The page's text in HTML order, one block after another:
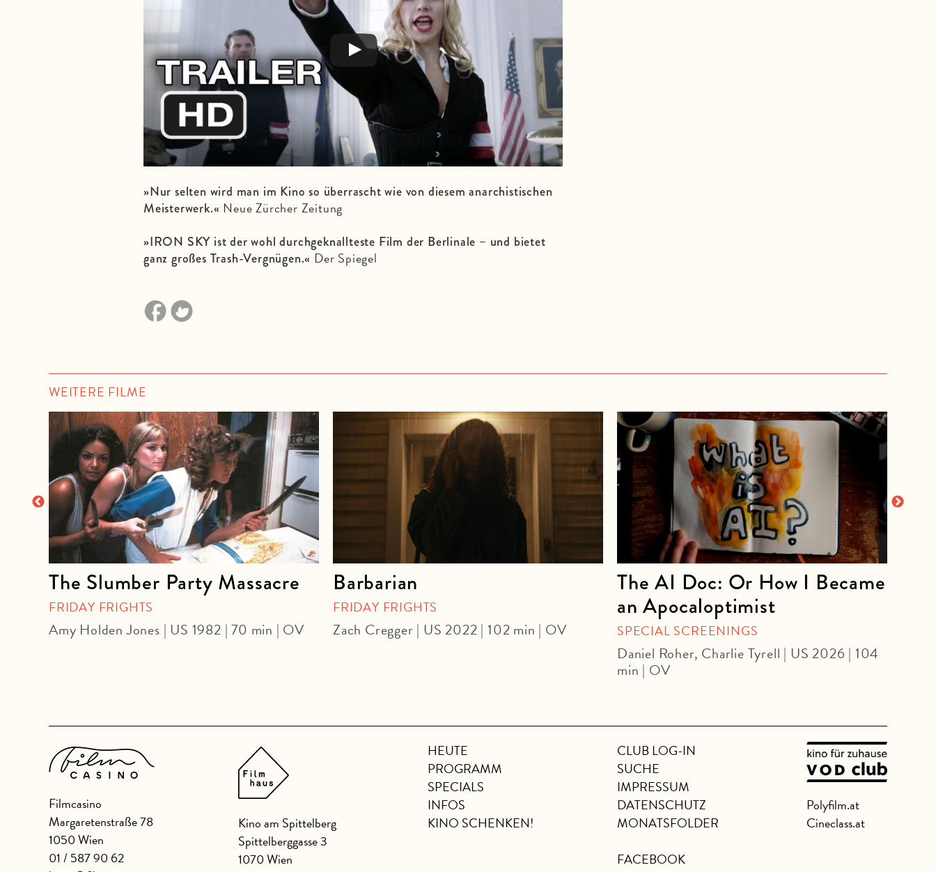
»Nur selten wird man im Kino so überrascht wie von diesem anarchistischen
Meisterwerk.« Neue Zürcher Zeitung
»IRON SKY ist der wohl durchgeknallteste Film der Berlinale – und bietet
ganz großes Trash-Vergnügen.« Der Spiegel
WEITERE FILME
The Slumber Party Massacre
FRIDAY FRIGHTS
Amy Holden Jones | US 1982 | 70 min | OV
Barbarian
FRIDAY FRIGHTS
Zach Cregger | US 2022 | 102 min | OV
The AI Doc: Or How I Became
an Apocaloptimist
SPECIAL SCREENINGS
Daniel Roher, Charlie Tyrell | US 2026 | 104
min | OV
Filmcasino
Margaretenstraße 78
1050 Wien
01 / 587 90 62
Kino am Spittelberg
Spittelberggasse 3
1070 Wien
HEUTE
PROGRAMM
SPECIALS
INFOS
KINO SCHENKEN!
CLUB LOG-IN
SUCHE
IMPRESSUM
DATENSCHUTZ
MONATSFOLDER
FACEBOOK
Polyfilm.at
Cineclass.at